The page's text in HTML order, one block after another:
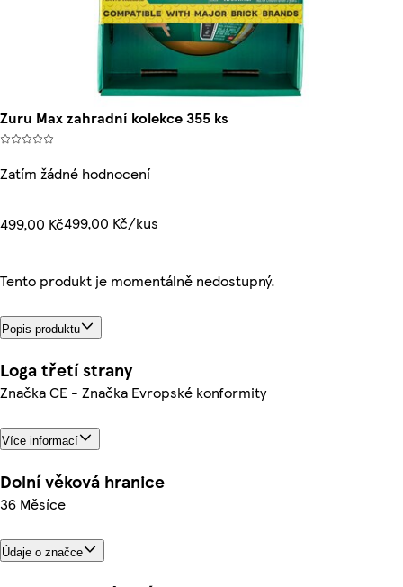
Zuru Max zahradní kolekce 355 ks
Zatím žádné hodnocení
499,00 Kč499,00 Kč/kus
Tento produkt je momentálně nedostupný.
Popis produktu
Loga třetí strany
Značka CE - Značka Evropské konformity
Více informací
Dolní věková hranice
36 Měsíce
Údaje o značce